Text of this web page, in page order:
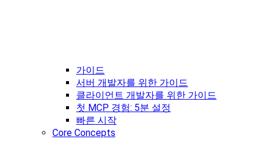
가이드
서버 개발자를 위한 가이드
클라이언트 개발자를 위한 가이드
첫 MCP 경험: 5분 설정
빠른 시작
Core Concepts